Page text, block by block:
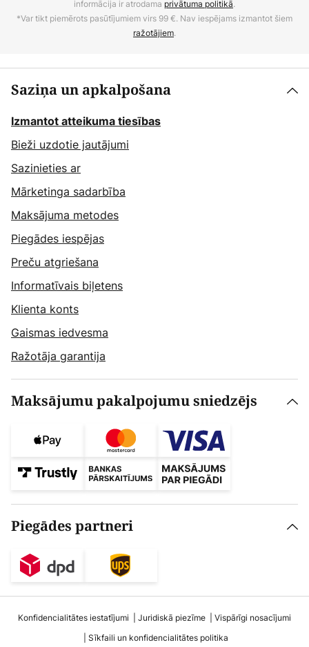
informācija ir atrodama privātuma politikā.
*Var tikt piemērots pasūtījumiem virs 99 €. Nav iespējams izmantot šiem
ražotājiem.
Saziņa un apkalpošana
Izmantot atteikuma tiesības
Bieži uzdotie jautājumi
Sazinieties ar
Mārketinga sadarbība
Maksājuma metodes
Piegādes iespējas
Preču atgriešana
Informatīvais biļetens
Klienta konts
Gaismas iedvesma
Ražotāja garantija
Maksājumu pakalpojumu sniedzējs
Piegādes partneri
Konfidencialitātes iestatījumi Juridiskā piezīme
Vispārīgi nosacījumi
Sīkfaili un konfidencialitātes politika